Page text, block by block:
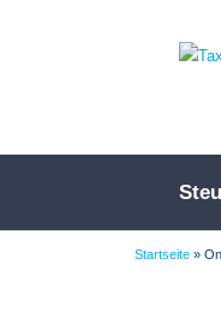
Startseite »